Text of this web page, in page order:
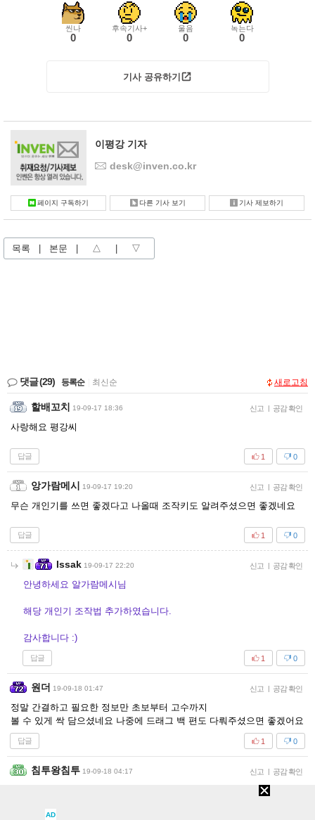
씬나
0
후속기사+
0
울음
0
녹는다
0
기사 공유하기
이평강 기자
desk@inven.co.kr
페이지 구독하기 다른 기사 보기 기사 제보하기
목록 본문 △ ▽
댓글(29) 등록순 최신순 새로고침
할배꼬치 19-09-17 18:36 신고 | 공감 확인
사랑해요 평강씨
답글 0
1
앙가람메시 19-09-17 19:20 신고 | 공감 확인
무슨 개인기를 쓰면 좋겠다고 나올때 조작키도 알려주셨으면 좋겠네요
답글 0
1
Issak 19-09-17 22:20 신고 | 공감 확인
안녕하세요 알가람메시님
해당 개인기 조작법 추가하였습니다.
감사합니다 :)
답글 0
1
원더 19-09-18 01:47 신고 | 공감 확인
정말 간결하고 필요한 정보만 초보부터 고수까지
볼 수 있게 싹 담으셨네요 나중에 드래그 백 편도 다뤄주셨으면 좋겠어요
답글 0
1
침투왕침투 19-09-18 04:17 신고 | 공감 확인
AD